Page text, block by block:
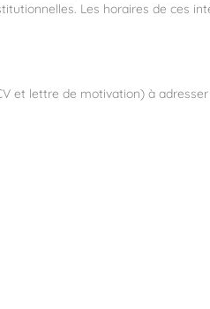
Les horaires de ces
et lettre de motivation) à